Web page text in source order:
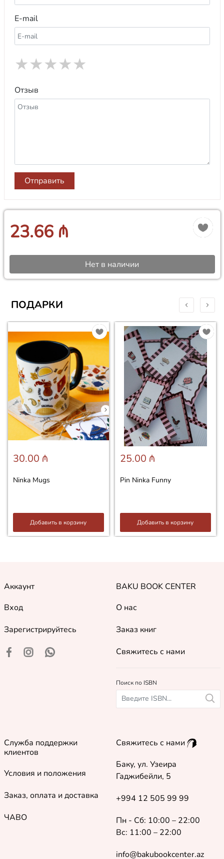
E-mail
★
★
★
★
★
Отзыв
Отправить
23.66 ₼
Нет в наличии
ПОДАРКИ
30.00 ₼
Ninka Mugs
Добавить в корзину
25.00 ₼
Pin Ninka Funny
Добавить в корзину
Аккаунт
Вход
Зарегистрируйтесь
BAKU BOOK CENTER
О нас
Заказ книг
Свяжитесь с нами
Поиск по ISBN
Служба поддержки
клиентов
Условия и положения
Заказ, оплата и доставка
ЧАВО
Свяжитесь с нами
Баку, ул. Узеира
Гаджибейли, 5
+994 12 505 99 99
Пн - Сб: 10:00 – 22:00
Вс: 11:00 – 22:00
info@bakubookcenter.az